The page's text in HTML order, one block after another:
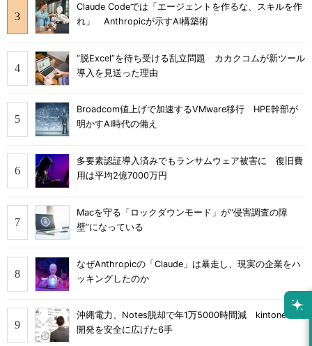
Claude Codeでは「エージェントを作るな、スキルを作
れ」 Anthropicが示すAI構築術
“脱Excel”を待ち受ける乱立問題 カカクコムが新ツール
導入を見送った理由
Broadcom値上げで加速するVMware移行 HPE幹部が
明かすAI時代の備え
多要素認証導入済みでもランサムウェア被害に 復旧費
用は平均2億7000万円
Macを守る「ロックダウンモード」が“侵害調査の障
壁”になっている
なぜAnthropicの「Claude」は暴走し、現実の企業をハ
ッキングしたのか
沖縄電力、Notes脱却で年1万5000時間減 kintone市民
開発を安全に広げた6手